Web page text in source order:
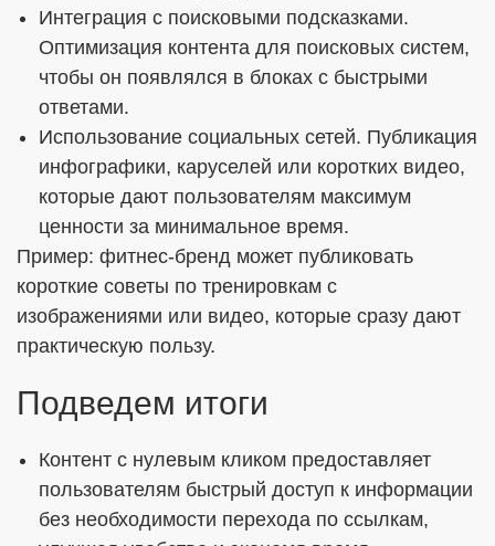
Интеграция с поисковыми подсказками.
Оптимизация контента для поисковых систем,
чтобы он появлялся в блоках с быстрыми
ответами.
Использование социальных сетей. Публикация
инфографики, каруселей или коротких видео,
которые дают пользователям максимум
ценности за минимальное время.
Пример: фитнес-бренд может публиковать
короткие советы по тренировкам с
изображениями или видео, которые сразу дают
практическую пользу.
Подведем итоги
Контент с нулевым кликом предоставляет
пользователям быстрый доступ к информации
без необходимости перехода по ссылкам,